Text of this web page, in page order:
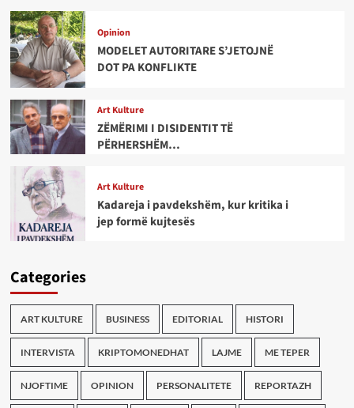
Opinion
MODELET AUTORITARE S’JETOJNË
DOT PA KONFLIKTE
Art Kulture
ZËMËRIMI I DISIDENTIT TË
PËRHERSHËM…
Art Kulture
Kadareja i pavdekshëm, kur kritika i
jep formë kujtesës
Categories
ART KULTURE BUSINESS EDITORIAL HISTORI
INTERVISTA KRIPTOMONEDHAT LAJME ME TEPER
NJOFTIME OPINION PERSONALITETE REPORTAZH